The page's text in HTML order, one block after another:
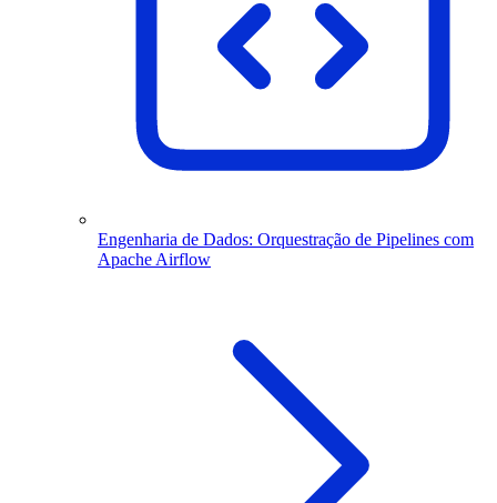
Engenharia de Dados: Orquestração de Pipelines com
Apache Airflow